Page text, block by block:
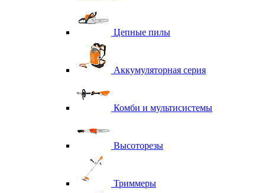
Цепные пилы
Аккумуляторная серия
Комби и мультисистемы
Высоторезы
Триммеры